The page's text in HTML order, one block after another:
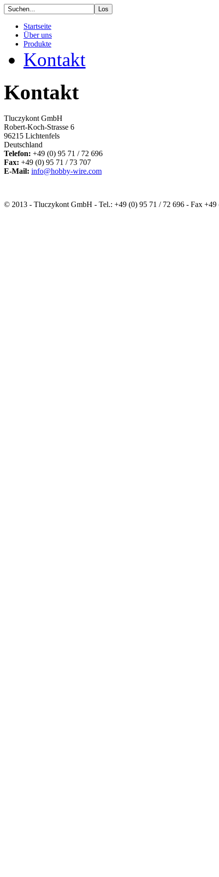
Startseite
Über uns
Produkte
Kontakt
Kontakt
Tluczykont GmbH
Robert-Koch-Strasse 6
96215 Lichtenfels
Deutschland
Telefon: +49 (0) 95 71 / 72 696
Fax: +49 (0) 95 71 / 73 707
E-Mail: info@hobby-wire.com
© 2013 - Tluczykont GmbH - Tel.: +49 (0) 95 71 / 72 696 - Fax